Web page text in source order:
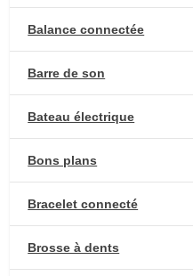
Balance connectée
Barre de son
Bateau électrique
Bons plans
Bracelet connecté
Brosse à dents